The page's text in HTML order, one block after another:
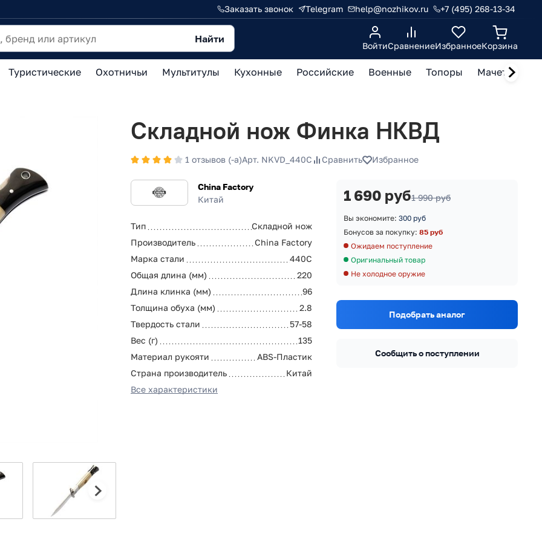
Заказать звонок Telegram help@nozhikov.ru +7 (495) 268-13-34
Найти
ВойтиСравнениеИзбранноеКорзина
Туристические Охотничьи Мультитулы Кухонные Российские Военные Топоры Мачете,
Складной нож Финка НКВД
1 отзывов (-а)Арт. NKVD_440C Сравнить Избранное
China Factory
Китай
Тип
Складной нож
Производитель
China Factory
Марка стали
440C
Общая длина (мм)
220
Длина клинка (мм)
96
Толщина обуха (мм)
2.8
Твердость стали
57-58
Вес (г)
135
Материал рукояти
ABS-Пластик
Страна производитель
Китай
Все характеристики
1 690 руб1 990 руб
Вы экономите: 300 руб
Бонусов за покупку: 85 руб
Ожидаем поступление
Оригинальный товар
Не холодное оружие
Подобрать аналог
Сообщить о поступлении